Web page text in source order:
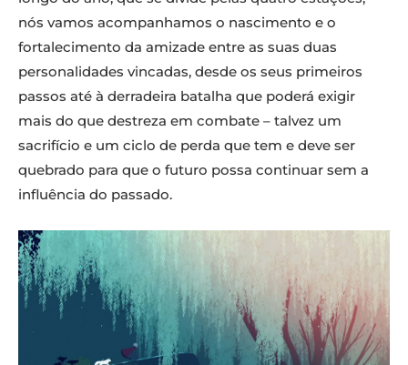
nós vamos acompanhamos o nascimento e o
fortalecimento da amizade entre as suas duas
personalidades vincadas, desde os seus primeiros
passos até à derradeira batalha que poderá exigir
mais do que destreza em combate – talvez um
sacrifício e um ciclo de perda que tem e deve ser
quebrado para que o futuro possa continuar sem a
influência do passado.